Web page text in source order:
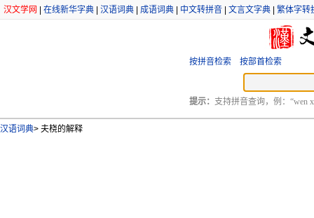
汉文学网 在线新华字典 汉语词典 成语词典 中文转拼音 文言文字典 繁体字转
按拼音检索 按部首检索
提示： 支持拼音查询，例：“wen
汉语词典> 夫桡的解释